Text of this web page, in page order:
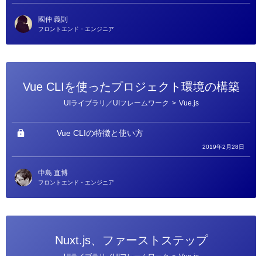
國仲 義則
フロントエンド・エンジニア
Vue CLIを使ったプロジェクト環境の構築
リ
ー
UIライブラリ／UIフレームワーク > Vue.js
Vue CLIの特徴と使い方
2019年2月28日
中島 直博
フロントエンド・エンジニア
Nuxt.js、ファーストステップ